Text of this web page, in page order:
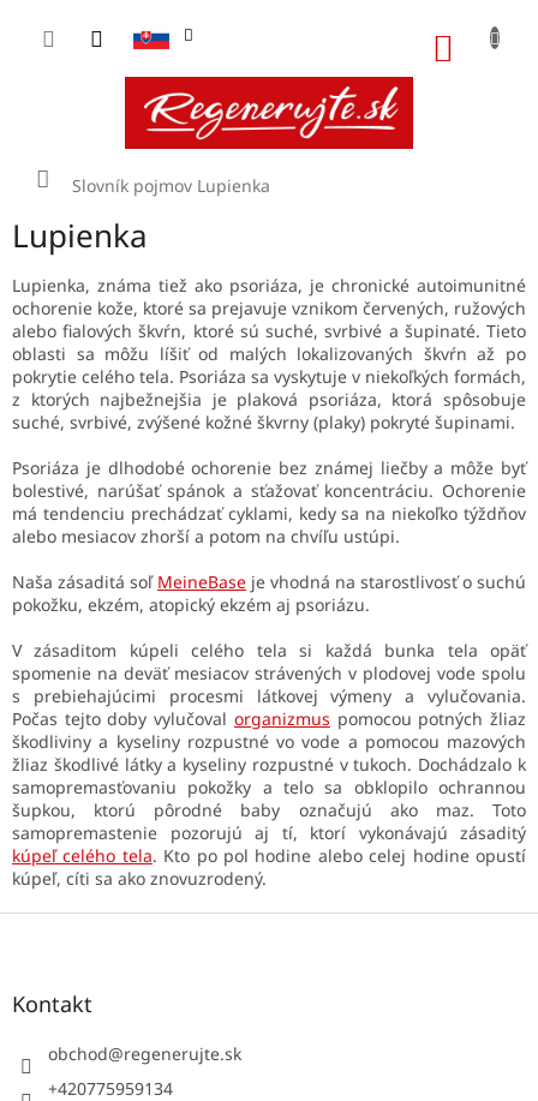
Domov
Slovník pojmov Lupienka
Lupienka
Lupienka, známa tiež ako psoriáza, je chronické autoimunitné
ochorenie kože, ktoré sa prejavuje vznikom červených, ružových
alebo fialových škvŕn, ktoré sú suché, svrbivé a šupinaté. Tieto
oblasti sa môžu líšiť od malých lokalizovaných škvŕn až po
pokrytie celého tela. Psoriáza sa vyskytuje v niekoľkých formách,
z ktorých najbežnejšia je plaková psoriáza, ktorá spôsobuje
suché, svrbivé, zvýšené kožné škvrny (plaky) pokryté šupinami.
Psoriáza je dlhodobé ochorenie bez známej liečby a môže byť
bolestivé, narúšať spánok a sťažovať koncentráciu. Ochorenie
má tendenciu prechádzať cyklami, kedy sa na niekoľko týždňov
alebo mesiacov zhorší a potom na chvíľu ustúpi.
Naša zásaditá soľ MeineBase je vhodná na starostlivosť o suchú
pokožku, ekzém, atopický ekzém aj psoriázu.
V zásaditom kúpeli celého tela si každá bunka tela opäť
spomenie na deväť mesiacov strávených v plodovej vode spolu
s prebiehajúcimi procesmi látkovej výmeny a vylučovania.
Počas tejto doby vylučoval organizmus pomocou potných žliaz
škodliviny a kyseliny rozpustné vo vode a pomocou mazových
žliaz škodlivé látky a kyseliny rozpustné v tukoch. Dochádzalo k
samopremasťovaniu pokožky a telo sa obklopilo ochrannou
šupkou, ktorú pôrodné baby označujú ako maz. Toto
samopremastenie pozorujú aj tí, ktorí vykonávajú zásaditý
kúpeľ celého tela. Kto po pol hodine alebo celej hodine opustí
kúpeľ, cíti sa ako znovuzrodený.
Z
Kontakt
obchod@regenerujte.sk
+420775959134